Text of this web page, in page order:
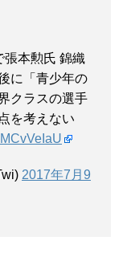
張本勲氏 錦織
に「青少年の
クラスの選手
を考えない
2017年7月9